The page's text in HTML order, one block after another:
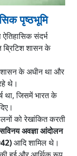
पृष्ठभूमि
संदर्भ
शासन के
के अधीन था और
थे।
था, जिसमें भारत के
को रेखांकित करती
सविनय अवज्ञा आंदोलन
आदि शामिल थे।